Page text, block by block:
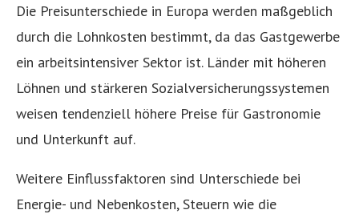
Die Preisunterschiede in Europa werden maßgeblich
durch die Lohnkosten bestimmt, da das Gastgewerbe
ein arbeitsintensiver Sektor ist. Länder mit höheren
Löhnen und stärkeren Sozialversicherungssystemen
weisen tendenziell höhere Preise für Gastronomie
und Unterkunft auf.
Weitere Einflussfaktoren sind Unterschiede bei
Energie- und Nebenkosten, Steuern wie die